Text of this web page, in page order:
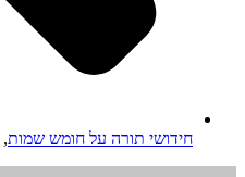
חידושי תורה על חומש שמות,